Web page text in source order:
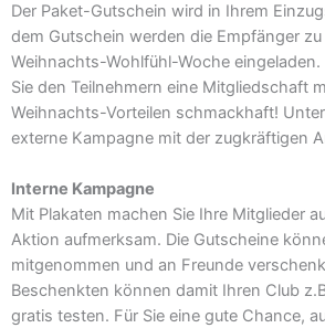
Der Paket-Gutschein wird in Ihrem
dem Gutschein werden die Empfänger
Weihnachts-Wohlfühl-Woche
Sie den Teilnehmern eine Mitgliedschaft
Weihnachts-Vorteilen schmackhaft!
externe Kampagne mit der zugkräftigen
Interne Kampagne
Mit Plakaten machen Sie Ihre Mitglieder
Aktion aufmerksam. Die Gutscheine
mitgenommen und an Freunde
Beschenkten können damit Ihren Club
gratis testen. Für Sie eine gute Chance,